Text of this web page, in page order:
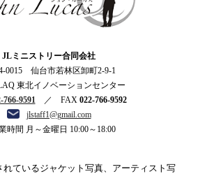
JLミニストリー合同会社
0015 仙台市若林区卸町2-9-1
東北イノベーションセンター
766-9591／ FAX 022-766-9592
jlstaff1@gmail.com
時間 月～金曜日 10:00～18:00
れているジャケット写真、アーティスト写